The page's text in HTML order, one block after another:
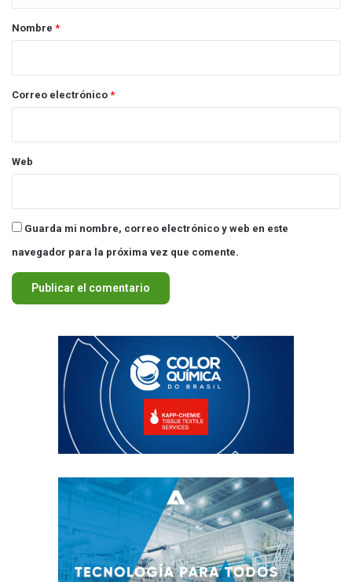
r
*
Nombre *
Correo electrónico *
Web
Guarda mi nombre, correo electrónico y web en este
navegador para la próxima vez que comente.